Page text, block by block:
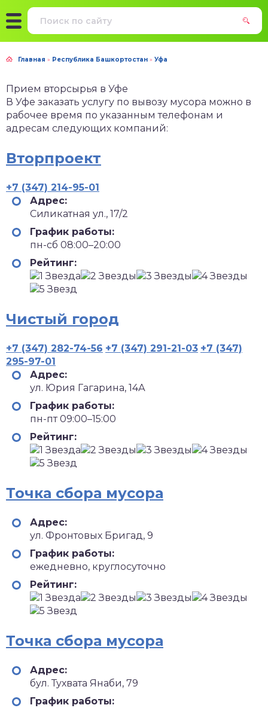
Главная » Республика Башкортостан » Уфа
Прием вторсырья в Уфе
В Уфе заказать услугу по вывозу мусора можно в
рабочее время по указанным телефонам и
адресам следующих компаний:
Вторпроект
+7 (347) 214-95-01
Адрес:
Силикатная ул., 17/2
График работы:
пн-сб 08:00–20:00
Рейтинг:
Чистый город
+7 (347) 282-74-56 +7 (347) 291-21-03 +7 (347)
295-97-01
Адрес:
ул. Юрия Гагарина, 14А
График работы:
пн-пт 09:00–15:00
Рейтинг:
Точка сбора мусора
Адрес:
ул. Фронтовых Бригад, 9
График работы:
ежедневно, круглосуточно
Рейтинг:
Точка сбора мусора
Адрес:
бул. Тухвата Янаби, 79
График работы: